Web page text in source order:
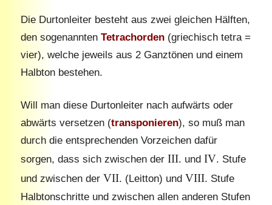
Die Durtonleiter besteht aus zwei gleichen Hälften,
den sogenannten Tetrachorden(griechisch tetra =
vier), welche jeweils aus 2 Ganztönen und einem
Halbton bestehen.
Will man diese Durtonleiter nach aufwärts oder
abwärts versetzen (transponieren), so muß man
durch die entsprechenden Vorzeichen dafür
sorgen, dass sich zwischen der III. und IV. Stufe
und zwischen der VII. (Leitton) und VIII. Stufe
Halbtonschritte und zwischen allen anderen Stufen